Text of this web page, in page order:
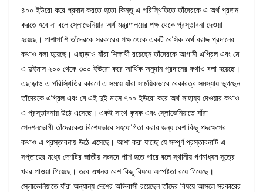
৪০০ ইউরো করে প্রদান করতে হতো কিন্তু এ পরিস্থিতিতে তাঁদেরকে এ অর্থ প্রদান
করতে হবে না বলে স্লোভেনিয়ার অর্থ মন্ত্রণালয়ের পক্ষ থেকে প্রস্তাবনা দেওয়া
হয়েছে। পাশাপাশি তাঁদেরকে সরকারের পক্ষ থেকে একটি বেসিক অর্থ বরাদ্দ প্রদানের
কথাও বলা হয়েছে। এছাড়াও যাঁরা শিক্ষার্থী রয়েছেন তাঁদেরকে আগামী এপ্রিল এবং মে
এ দুইমাস ২০০ থেকে ৩০০ ইউরো করে আর্থিক অনুদান প্রদানের কথাও বলা হয়েছে।
এছাড়াও এ পরিস্থিতির কারণে এ সময়ে যাঁরা সাময়িকভাবে বেকারত্ব সমস্যায় ভুগছেন
তাঁদেরকে এপ্রিল এবং মে এই দুই মাসে ৭০০ ইউরো করে অর্থ সাহায্য দেওয়ার কথাও
এ প্রস্তাবনায় উঠে এসেছে। একই সাথে কৃষক এবং স্লোভেনিয়াতে যাঁরা
পেনশনভোগী তাঁদেরকেও বিশেষভাবে সহযোগিতা করার জন্য বেশ কিছু পদক্ষেপের
কথাও এ প্রস্তাবনায় উঠে এসেছে। আশা করা যাচ্ছে যে সম্পূর্ণ প্রস্তাবনাটি এ
সপ্তাহের মধ্যে দেশটির জাতীয় সংসদে পাশ হতে পারে বলে স্থানীয় গণমাধ্যম সূত্রে
খবর পাওয়া গিয়েছে। তবে এখনও বেশ কিছু বিষয়ে অস্পষ্টতা রয়ে গিয়েছে।
স্লোভেনিয়াতে যাঁরা অন্যান্য দেশের অভিবাসী রয়েছেন তাঁদের বিষয়ে আসলে সরকারের